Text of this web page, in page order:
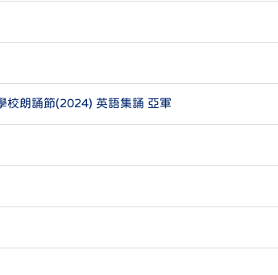
校朗誦節(2024) 英語集誦 亞軍